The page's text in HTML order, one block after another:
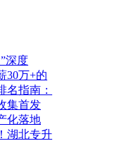
深度
30万+的
名指南：
集首发
化落地
湖北专升